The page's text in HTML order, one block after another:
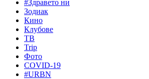
#Здравето ни
Зодиак
Кино
Клубове
ТВ
Trip
Фото
COVID-19
#URBN